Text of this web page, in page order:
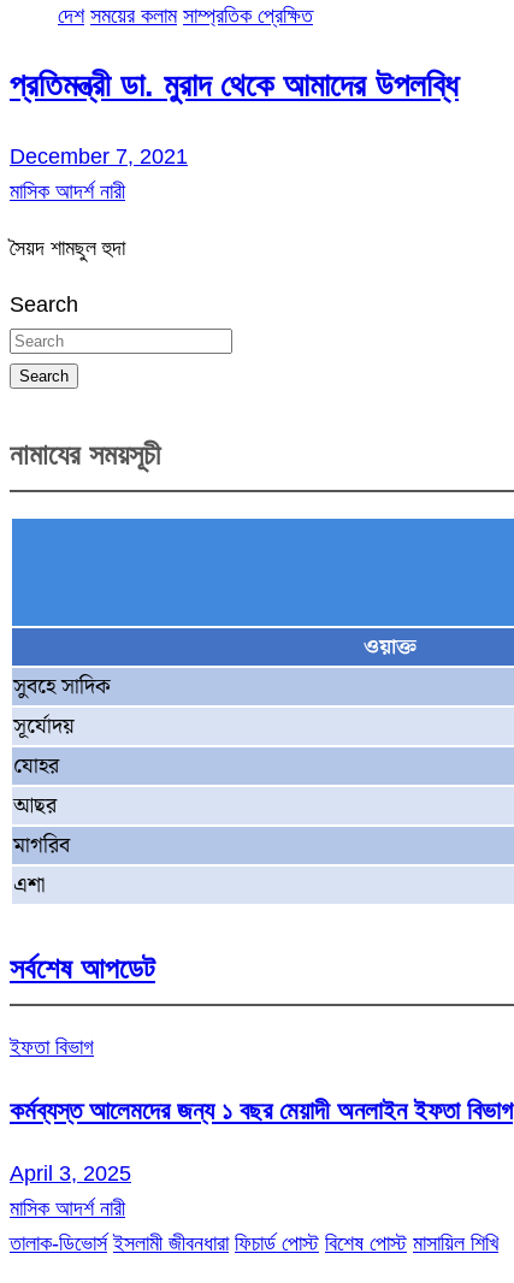
দেশ সময়ের কলাম সাম্প্রতিক প্রেক্ষিত
প্রতিমন্ত্রী ডা. মুরাদ থেকে আমাদের উপলব্ধি
December 7, 2021
মাসিক আদর্শ নারী
সৈয়দ শামছুল হুদা
Search
Search
নামাযের সময়সূচী
ওয়াক্ত
সুবহে সাদিক
সূর্যোদয়
যোহর
আছর
মাগরিব
এশা
সর্বশেষ আপডেট
ইফতা বিভাগ
কর্মব্যস্ত আলেমদের জন্য ১ বছর মেয়াদী অনলাইন ইফতা বিভাগ
April 3, 2025
মাসিক আদর্শ নারী
তালাক-ডিভোর্স ইসলামী জীবনধারা ফিচার্ড পোস্ট বিশেষ পোস্ট মাসায়িল শিখি